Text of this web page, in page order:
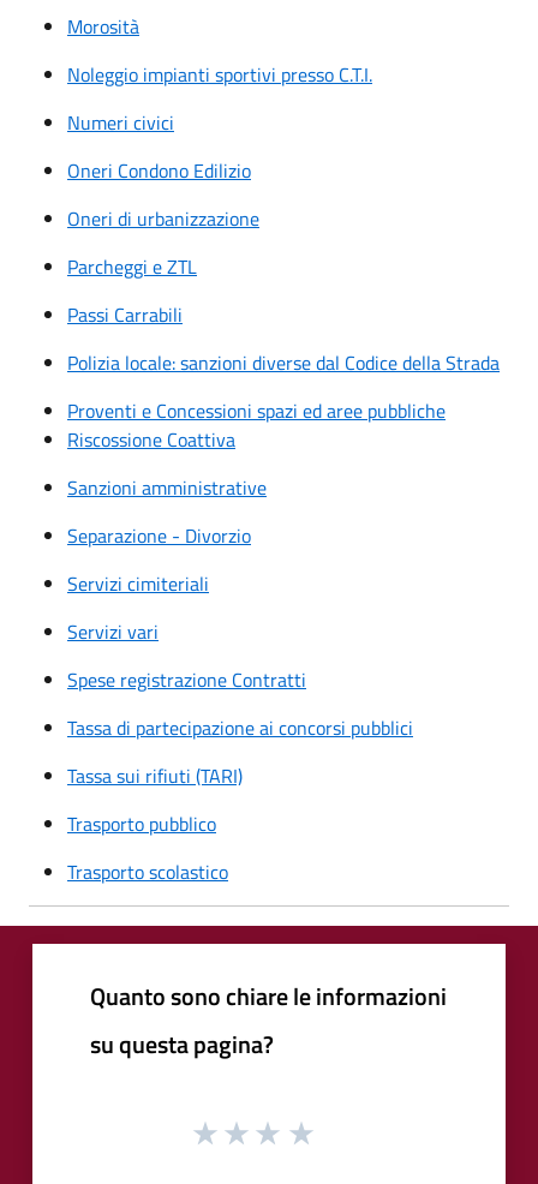
Morosità
Noleggio impianti sportivi presso C.T.I.
Numeri civici
Oneri Condono Edilizio
Oneri di urbanizzazione
Parcheggi e ZTL
Passi Carrabili
Polizia locale: sanzioni diverse dal Codice della Strada
Proventi e Concessioni spazi ed aree pubbliche
Riscossione Coattiva
Sanzioni amministrative
Separazione - Divorzio
Servizi cimiteriali
Servizi vari
Spese registrazione Contratti
Tassa di partecipazione ai concorsi pubblici
Tassa sui rifiuti (TARI)
Trasporto pubblico
Trasporto scolastico
Quanto sono chiare le informazioni
su questa pagina?